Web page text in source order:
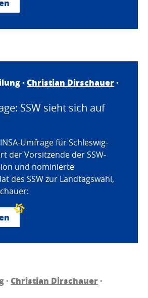
· Christian Dirschauer·
SSW sieht sich auf
Umfrage für Schleswig-
der Vorsitzende der SSW-
und nominierte
des SSW zur Landtagswahl,
· Christian Dirschauer·